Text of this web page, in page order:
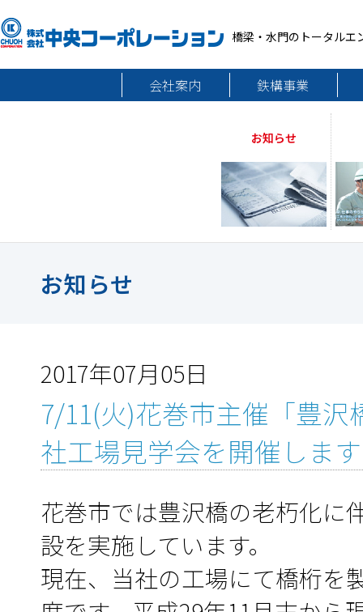
橋梁・水門のトータルエ
会社案内 鉄構事業
お知らせ
お知らせ
2017年07月05日
7/11(火)花巻市主催「豊
社工場見学会を開催しま
花巻市では豊沢橋の老朽化に
設を実施しています。
現在、当社の工場にて橋桁を